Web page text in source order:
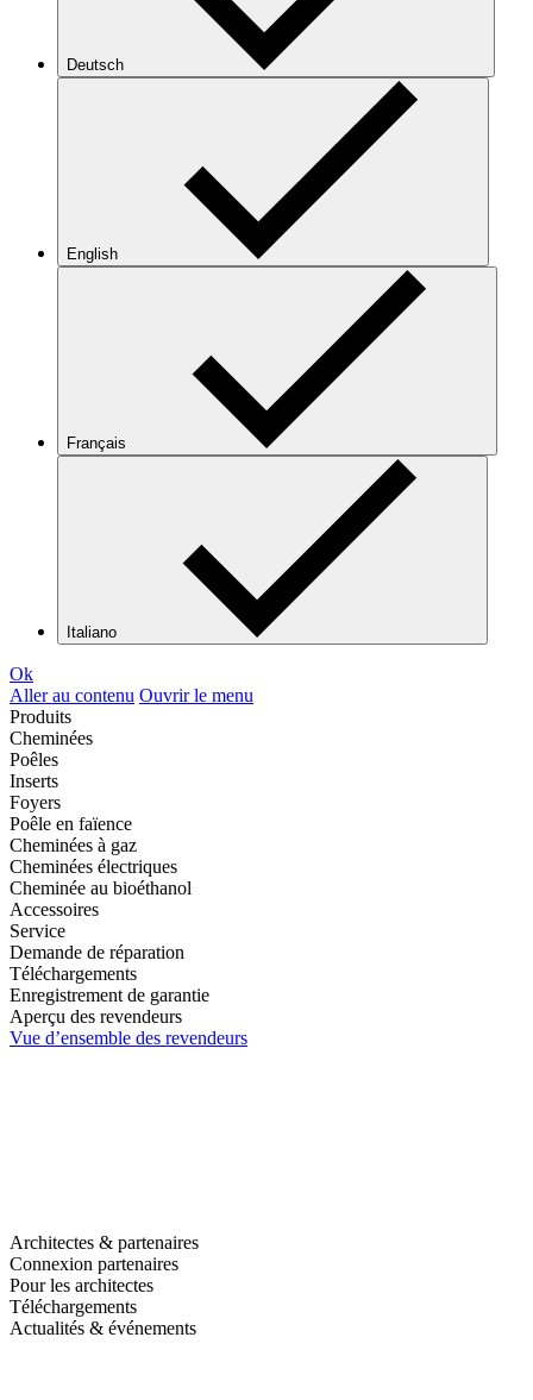
Deutsch
English
Français
Italiano
Ok
Aller au contenu Ouvrir le menu
Produits
Cheminées
Poêles
Inserts
Foyers
Poêle en faïence
Cheminées à gaz
Cheminées électriques
Cheminée au bioéthanol
Accessoires
Service
Demande de réparation
Téléchargements
Enregistrement de garantie
Aperçu des revendeurs
Vue d’ensemble des revendeurs
Architectes & partenaires
Connexion partenaires
Pour les architectes
Téléchargements
Actualités & événements